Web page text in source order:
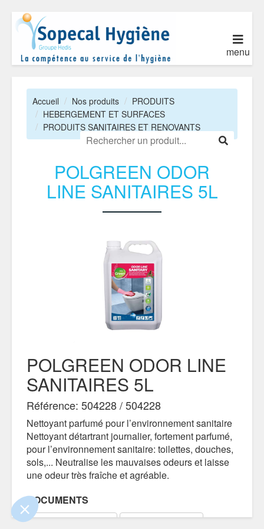
de ce site vous intéresse
aimerait bien vous accompagner
par
menu
Accueil Nos produits
PRODUITS
HEBERGEMENT ET SURFACES
PRODUITS SANITAIRES ET RENOVANTS
POLGREEN ODOR
LINE SANITAIRES 5L
POLGREEN ODOR LINE
SANITAIRES 5L
Référence: 504228 / 504228
Nettoyant parfumé pour l’environnement sanitaire
Nettoyant détartrant journalier, fortement parfumé,
pour l’environnement sanitaire: toilettes, douches,
sols,... Neutralise les mauvaises odeurs et laisse
une odeur très fraîche et agréable.
DOCUMENTS